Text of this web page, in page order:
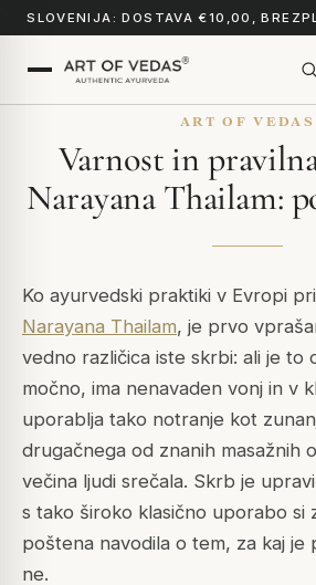
SLOVENIJA: DOSTAVA €10,00,
ART OF VEDAS
Varnost in
Narayana Thailam:
Ko ayurvedski praktiki v Evropi
Narayana Thailam, je prvo
vedno različica iste skrbi: ali je to
močno, ima nenavaden vonj in v
uporablja tako notranje kot
drugačnega od znanih masažnih
večina ljudi srečala. Skrb je
s tako široko klasično uporabo si
poštena navodila o tem, za kaj je
ne.